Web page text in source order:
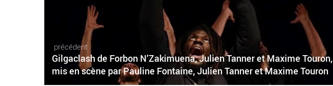
précédent
Gilgaclash de Forbon N’Zakimuena, Julien Tanner et Maxime Touron,
mis en scène par Pauline Fontaine, Julien Tanner et Maxime Touron